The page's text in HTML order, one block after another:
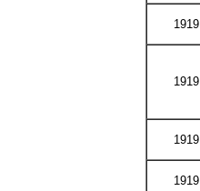
1919
1919
1919
1919